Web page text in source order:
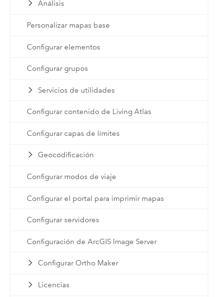
Análisis
Personalizar mapas base
Configurar elementos
Configurar grupos
Servicios de utilidades
Configurar contenido de Living Atlas
Configurar capas de límites
Geocodificación
Configurar modos de viaje
Configurar el portal para imprimir mapas
Configurar servidores
Configuración de ArcGIS Image Server
Configurar Ortho Maker
Licencias